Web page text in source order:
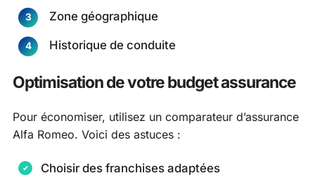
Zone géographique
Historique de conduite
Optimisation de votre budget assurance
Pour économiser, utilisez un comparateur d’assurance
Alfa Romeo. Voici des astuces :
Choisir des franchises adaptées